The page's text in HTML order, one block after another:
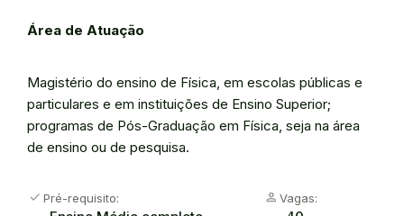
Área de Atuação
Magistério do ensino de Física, em escolas públicas e
particulares e em instituições de Ensino Superior;
programas de Pós-Graduação em Física, seja na área
de ensino ou de pesquisa.
check Pré-requisito: person Vagas: